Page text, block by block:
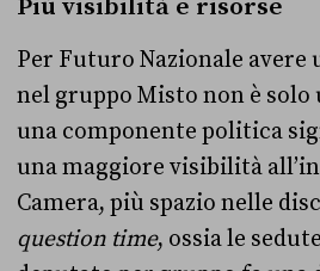
Più visibilità e risorse
Per Futuro Nazionale avere
nel gruppo Misto non è
una componente politica
una maggiore visibilità
Camera, più spazio nelle
question time, ossia le